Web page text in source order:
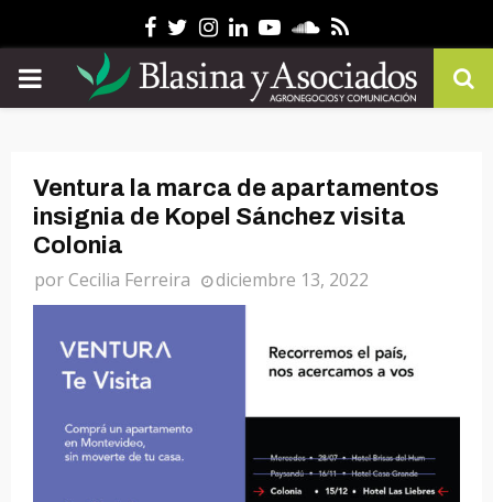
Facebook
Twitter
Instagram
Linkedin
YoutubeSoundcloud
Rss
PRIMARY
Ventura la marca de apartamentos
insignia de Kopel Sánchez visita
Colonia
porCecilia Ferreira diciembre 13, 2022